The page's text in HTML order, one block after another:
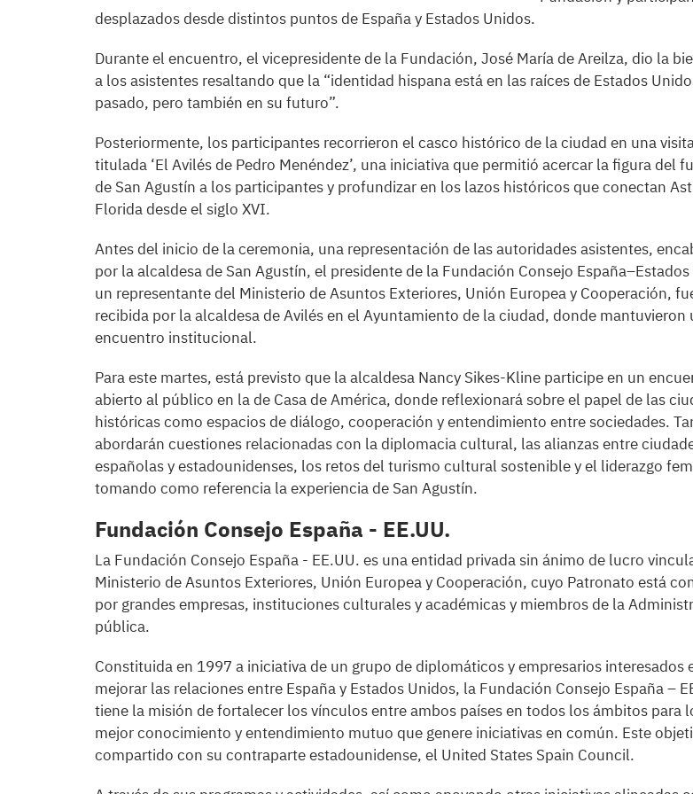
desplazados desde distintos puntos de España y Estados Unidos.
Durante el encuentro, el vicepresidente de la Fundación, José María de Areilza, dio la
a los asistentes resaltando que la “identidad hispana está en las raíces de Estados
pasado, pero también en su futuro”.
Posteriormente, los participantes recorrieron el casco histórico de la ciudad en una
titulada ‘El Avilés de Pedro Menéndez’, una iniciativa que permitió acercar la figura del
de San Agustín a los participantes y profundizar en los lazos históricos que conectan
Florida desde el siglo XVI.
Antes del inicio de la ceremonia, una representación de las autoridades asistentes,
por la alcaldesa de San Agustín, el presidente de la Fundación Consejo
un representante del Ministerio de Asuntos Exteriores, Unión Europea y Cooperación,
recibida por la alcaldesa de Avilés en el Ayuntamiento de la ciudad, donde mantuvieron
encuentro institucional.
Para este martes, está previsto que la alcaldesa Nancy Sikes-Kline participe en un
abierto al público en la de Casa de América, donde reflexionará sobre el papel de las
históricas como espacios de diálogo, cooperación y entendimiento entre sociedades.
abordarán cuestiones relacionadas con la diplomacia cultural, las alianzas entre
españolas y estadounidenses, los retos del turismo cultural sostenible y el liderazgo
tomando como referencia la experiencia de San Agustín.
Fundación Consejo España - EE.UU.
La Fundación Consejo España - EE.UU. es una entidad privada sin ánimo de lucro
Ministerio de Asuntos Exteriores, Unión Europea y Cooperación, cuyo Patronato está
por grandes empresas, instituciones culturales y académicas y miembros de la
pública.
Constituida en 1997 a iniciativa de un grupo de diplomáticos y empresarios interesados
mejorar las relaciones entre España y Estados Unidos, la Fundación Consejo España –
tiene la misión de fortalecer los vínculos entre ambos países en todos los ámbitos para
mejor conocimiento y entendimiento mutuo que genere iniciativas en común. Este
compartido con su contraparte estadounidense, el United States Spain Council.